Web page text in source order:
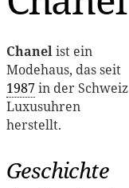
Chanelist ein
Modehaus, das seit
1987in der Schweiz
Luxusuhren
herstellt.
Geschichte